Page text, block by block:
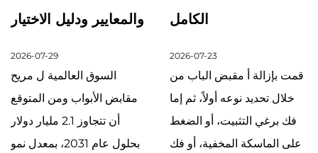
والمعايير ودليل الاختيار
2026-07-29
السوق العالمية ل مريح
مقابض الأبواب ومن المتوقع
أن تتجاوز 2.1 مليار دولار
بحلول عام 2031، بمعدل نمو
الكامل
2026-07-23
قمت بإزالة أ مقبض الباب من
خلال تحديد نوعه أولاً، ثم إما
فك برغي التثبيت، أو الضغط
على الماسكة المخفية، أو فك